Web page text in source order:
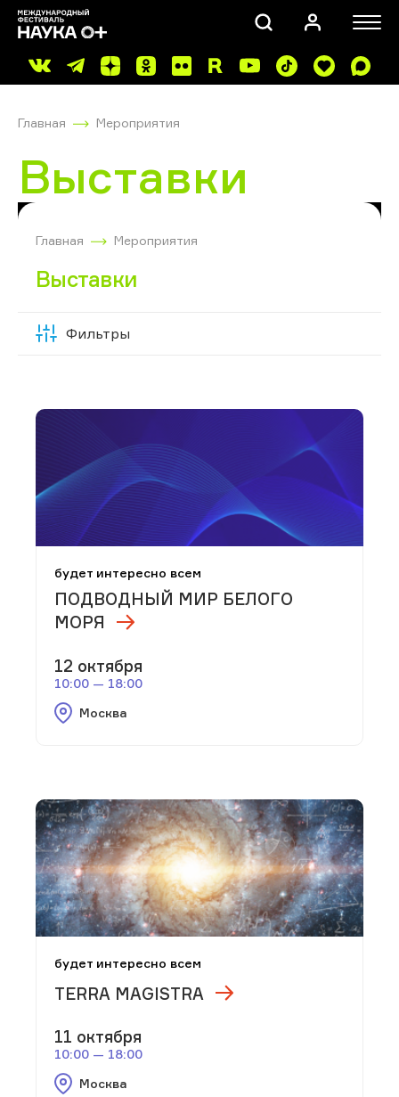
Главная Мероприятия
Выставки
Главная Мероприятия
Выставки
Фильтры
будет интересно всем
ПОДВОДНЫЙ МИР БЕЛОГО
МОРЯ
12 октября
10:00 — 18:00
Москва
будет интересно всем
TERRA MAGISTRA
11 октября
10:00 — 18:00
Москва